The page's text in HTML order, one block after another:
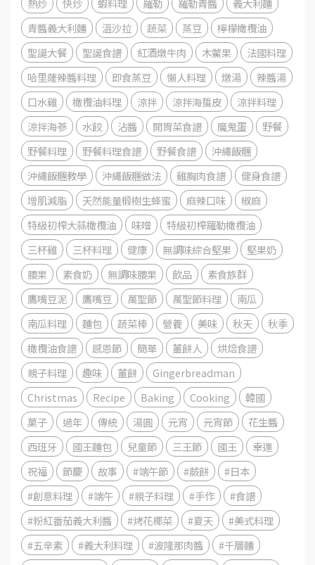
熱炒 快炒 蝦料理 羅勒 羅勒青醬
義大利麵
青醬義大利麵
溫沙拉 蔬菜 蒸豆
檸檬橄欖油
聖誕大餐
聖誕食譜 紅酒燉牛肉 木鱉果
法國料理
哈里薩辣醬料理
即食蒸豆 懶人料理 燉湯
辣醬湯
口水雞
橄欖油料理 涼拌 涼拌海蜇皮
涼拌料理
涼拌海蔘
水餃 沾醬 開胃菜食譜 魔鬼蛋
野餐
野餐料理
野餐料理食譜 野餐食譜
沖繩飯糰
沖繩飯糰教學
沖繩飯糰做法 雞胸肉食譜
健身食譜
增肌減脂
天然能量椴樹生蜂蜜 麻辣口味
椒麻
特級初榨大蒜橄欖油
味噌
特級初榨羅勒橄欖油
三杯雞
三杯料理 健康 無調味綜合堅果
堅果奶
腰果
素食奶 無調味腰果 飲品
素食族群
鷹嘴豆泥
鷹嘴豆 萬聖節 萬聖節料理
南瓜
南瓜料理
麵包 蔬菜棒 營養 美味 秋天
秋季
橄欖油食譜
感恩節 簡單 薑餅人
烘焙食譜
親子料理
趣味 薑餅
Gingerbreadman
Christmas
Recipe Baking Cooking
韓國
菓子
過年 傳統 湯圓 元宵 元宵節
花生醬
西班牙
國王麵包 兒童節 三王節 國王
幸運
祝福
節慶 故事 #端午節 #蕨餅
#日本
#創意料理
#端午 #親子料理 #手作
#食譜
#粉紅番茄義大利醬
#烤花椰菜 #夏天
#美式料理
#五辛素
#義大利料理 #波隆那肉醬
#千層麵